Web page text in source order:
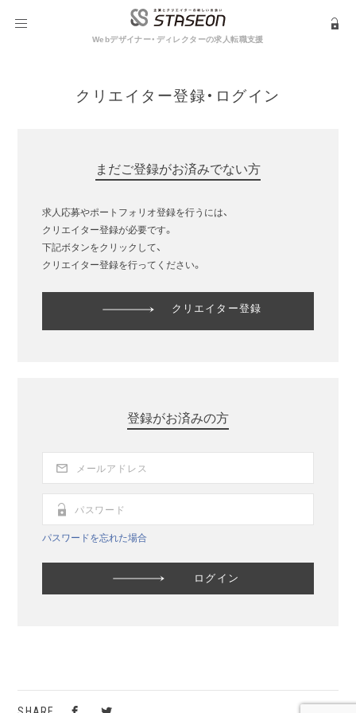
Webデザイナー・ディレクターの求人転職支援
クリエイター登録・ログイン
まだご登録がお済みでない方
求人応募やポートフォリオ登録を行うには、
クリエイター登録が必要です。
下記ボタンをクリックして、
クリエイター登録を行ってください。
クリエイター登録
登録がお済みの方
パスワードを忘れた場合